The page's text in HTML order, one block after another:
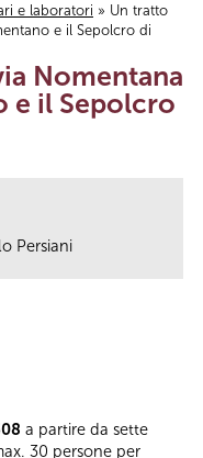
e laboratori » Un tratto
e il Sepolcro di
Nomentana
e il Sepolcro
Persiani
a partire da sette
30 persone per